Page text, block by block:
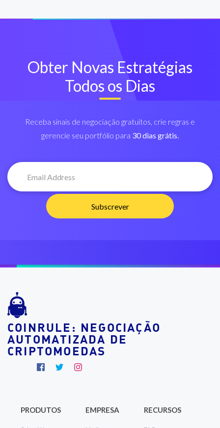
Obter Novas Estratégias
Todos os Dias
Receba sinais de negociação gratuitos, crie regras e
gerencie seu portfólio para 30 dias grátis.
COINRULE: NEGOCIAÇÃO
AUTOMATIZADA DE
CRIPTOMOEDAS
PRODUTOS EMPRESA RECURSOS